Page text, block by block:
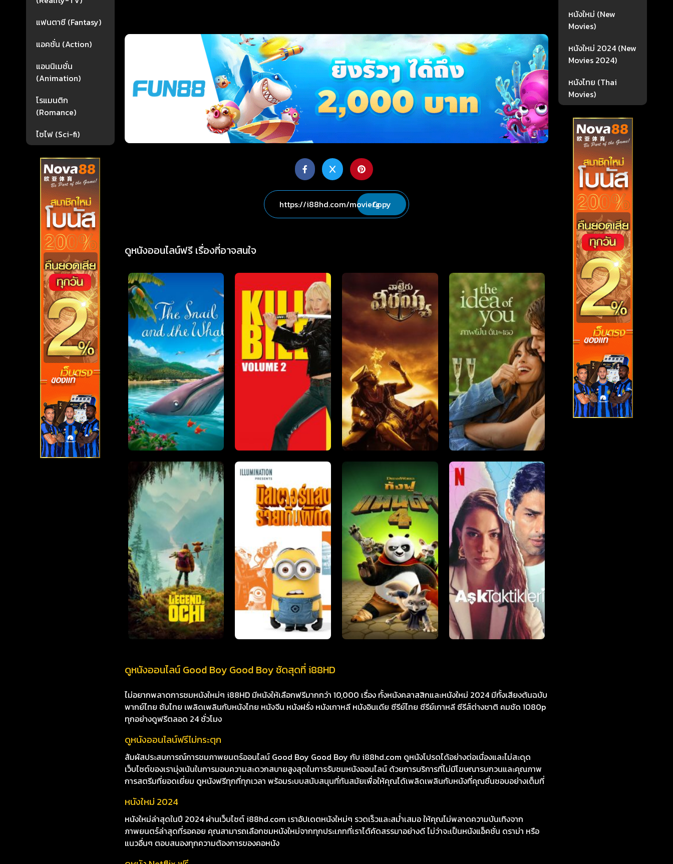
แฟนตาซี (Fantasy)
แอคชั่น (Action)
แอนนิเมชั่น
(Animation)
โรแมนติก
(Romance)
ไซไฟ (Sci-fi)
Copy
ดูหนังออนไลน์ฟรี เรื่องที่อาจสนใจ
ดูหนังออนไลน์ Good Boy Good Boy ชัดสุดที่ i88HD
ไม่อยากพลาดการชมหนังใหม่ๆ i88HD มีหนังให้เลือกฟรีมากกว่า 10,000 เรื่อง ทั้งหนังคลาสสิกและหนังใหม่ 2024 มีทั้งเสียงต้นฉบับ
พากย์ไทย ซับไทย เพลิดเพลินกับหนังไทย หนังจีน หนังฝรั่ง หนังเกาหลี หนังอินเดีย ซีรีย์ไทย ซีรีย์เกาหลี ซีรีส์ต่างชาติ คมชัด 1080p
ทุกอย่างดูฟรีตลอด 24 ชั่วโมง
ดูหนังออนไลน์ฟรีไม่กระตุก
สัมผัสประสบการณ์การชมภาพยนตร์ออนไลน์ Good Boy Good Boy กับ i88hd.com ดูหนังโปรดได้อย่างต่อเนื่องและไม่สะดุด
เว็บไซต์ของเรามุ่งเน้นในการมอบความสะดวกสบายสูงสุดในการรับชมหนังออนไลน์ ด้วยการบริการที่ไม่มีโฆษณารบกวนและคุณภาพ
การสตรีมที่ยอดเยี่ยม ดูหนังฟรีทุกที่ทุกเวลา พร้อมระบบสนับสนุนที่ทันสมัยเพื่อให้คุณได้เพลิดเพลินกับหนังที่คุณชื่นชอบอย่างเต็มที่
หนังใหม่ 2024
หนังใหม่ล่าสุดในปี 2024 ผ่านเว็บไซต์ i88hd.com เราอัปเดตหนังใหม่ๆ รวดเร็วและสม่ำเสมอ ให้คุณไม่พลาดความบันเทิงจาก
ภาพยนตร์ล่าสุดที่รอคอย คุณสามารถเลือกชมหนังใหม่จากทุกประเภทที่เราได้คัดสรรมาอย่างดี ไม่ว่าจะเป็นหนังแอ็คชั่น ดราม่า หรือ
แนวอื่นๆ ตอบสนองทุกความต้องการของคอหนัง
หนังใหม่ (New
Movies)
หนังใหม่ 2024 (New
Movies 2024)
หนังไทย (Thai
Movies)